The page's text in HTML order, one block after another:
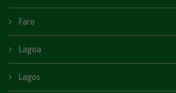
Faro
Lagoa
Lagos